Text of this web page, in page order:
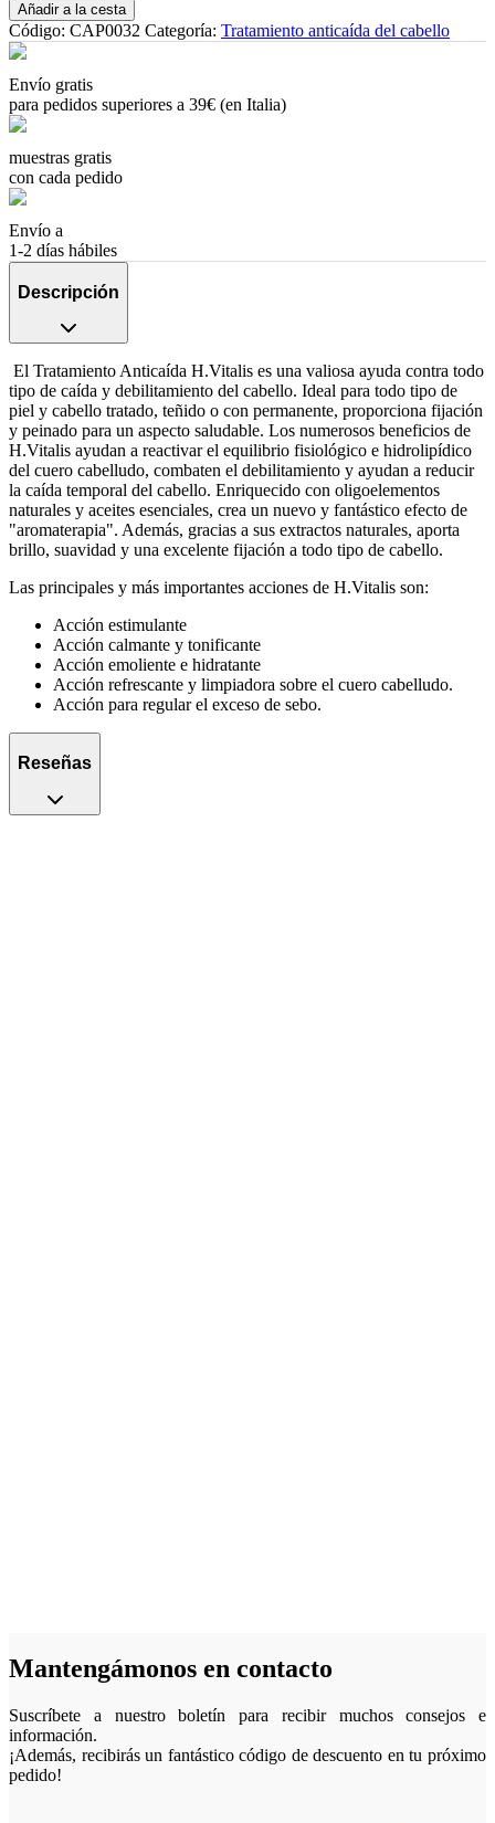
Añadir a la cesta
Código: CAP0032 Categoría: Tratamiento anticaída del cabello
Envío gratis
para pedidos superiores a 39€ (en Italia)
muestras gratis
con cada pedido
Envío a
1-2 días hábiles
Descripción
El Tratamiento Anticaída H.Vitalis es una valiosa ayuda contra todo
tipo de caída y debilitamiento del cabello. Ideal para todo tipo de
piel y cabello tratado, teñido o con permanente, proporciona fijación
y peinado para un aspecto saludable. Los numerosos beneficios de
H.Vitalis ayudan a reactivar el equilibrio fisiológico e hidrolipídico
del cuero cabelludo, combaten el debilitamiento y ayudan a reducir
la caída temporal del cabello. Enriquecido con oligoelementos
naturales y aceites esenciales, crea un nuevo y fantástico efecto de
"aromaterapia". Además, gracias a sus extractos naturales, aporta
brillo, suavidad y una excelente fijación a todo tipo de cabello.
Las principales y más importantes acciones de H.Vitalis son:
Acción estimulante
Acción calmante y tonificante
Acción emoliente e hidratante
Acción refrescante y limpiadora sobre el cuero cabelludo.
Acción para regular el exceso de sebo.
Reseñas
Mantengámonos en contacto
Suscríbete a nuestro boletín para recibir muchos consejos e
información.
¡Además, recibirás un fantástico código de descuento en tu próximo
pedido!